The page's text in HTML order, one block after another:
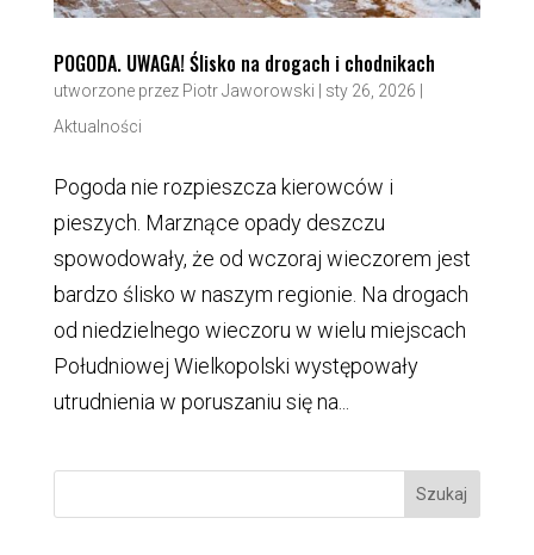
POGODA. UWAGA! Ślisko na drogach i chodnikach
utworzone przez Piotr Jaworowski sty 26, 2026
Aktualności
Pogoda nie rozpieszcza kierowców i
pieszych. Marznące opady deszczu
spowodowały, że od wczoraj wieczorem jest
bardzo ślisko w naszym regionie. Na drogach
od niedzielnego wieczoru w wielu miejscach
Południowej Wielkopolski występowały
utrudnienia w poruszaniu się na...
Szukaj